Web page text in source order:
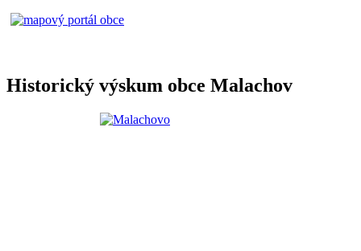
Historický výskum obce Malachov